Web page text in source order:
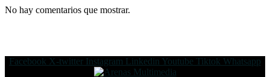
No hay comentarios que mostrar.
Facebook X-twitter Instagram Linkedin Youtube Tiktok Whatsapp